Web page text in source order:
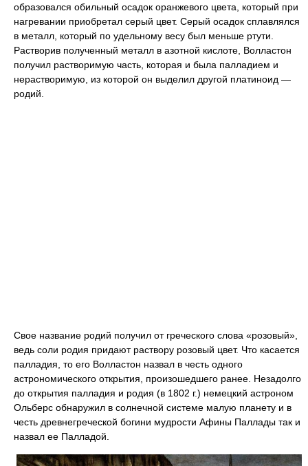
образовался обильный осадок оранжевого цвета, который при
нагревании приобретал серый цвет. Серый осадок сплавлялся
в металл, который по удельному весу был меньше ртути.
Растворив полученный металл в азотной кислоте, Волластон
получил растворимую часть, которая и была палладием и
нерастворимую, из которой он выделил другой платиноид —
родий.
Свое название родий получил от греческого слова «розовый»,
ведь соли родия придают раствору розовый цвет. Что касается
палладия, то его Волластон назвал в честь одного
астрономического открытия, произошедшего ранее. Незадолго
до открытия палладия и родия (в 1802 г.) немецкий астроном
Ольберс обнаружил в солнечной системе малую планету и в
честь древнегреческой богини мудрости Афины Паллады так и
назвал ее Палладой.